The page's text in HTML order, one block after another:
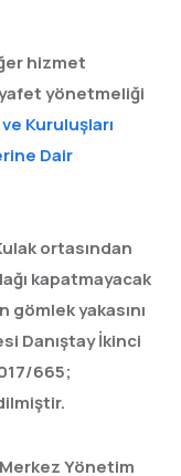
hizmet
yönetmeliği
Kuruluşları
Dair
ortasından
kapatmayacak
yakasını
Danıştay İkinci
665;
Yönetim